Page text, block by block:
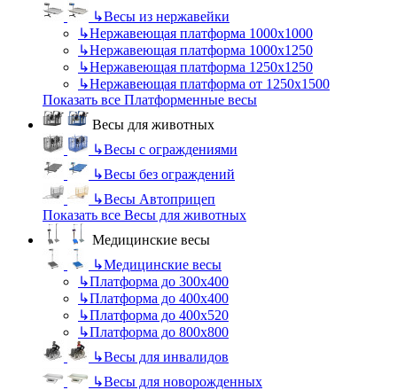
↳Весы из нержавейки
↳Нержавеющая платформа 1000х1000
↳Нержавеющая платформа 1000х1250
↳Нержавеющая платформа 1250х1250
↳Нержавеющая платформа от 1250х1500
Показать все Платформенные весы
Весы для животных
↳Весы с ограждениями
↳Весы без ограждений
↳Весы Автоприцеп
Показать все Весы для животных
Медицинские весы
↳Медицинские весы
↳Платформа до 300х400
↳Платформа до 400х400
↳Платформа до 400х520
↳Платформа до 800х800
↳Весы для инвалидов
↳Весы для новорожденных